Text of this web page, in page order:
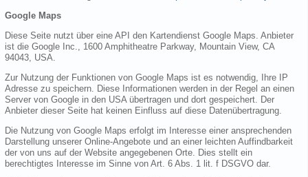
Google Maps
Diese Seite nutzt über eine API den Kartendienst Google Maps. Anbieter
ist die Google Inc., 1600 Amphitheatre Parkway, Mountain View, CA
94043, USA.
Zur Nutzung der Funktionen von Google Maps ist es notwendig, Ihre IP
Adresse zu speichern. Diese Informationen werden in der Regel an einen
Server von Google in den USA übertragen und dort gespeichert. Der
Anbieter dieser Seite hat keinen Einfluss auf diese Datenübertragung.
Die Nutzung von Google Maps erfolgt im Interesse einer ansprechenden
Darstellung unserer Online-Angebote und an einer leichten Auffindbarkeit
der von uns auf der Website angegebenen Orte. Dies stellt ein
berechtigtes Interesse im Sinne von Art. 6 Abs. 1 lit. f DSGVO dar.